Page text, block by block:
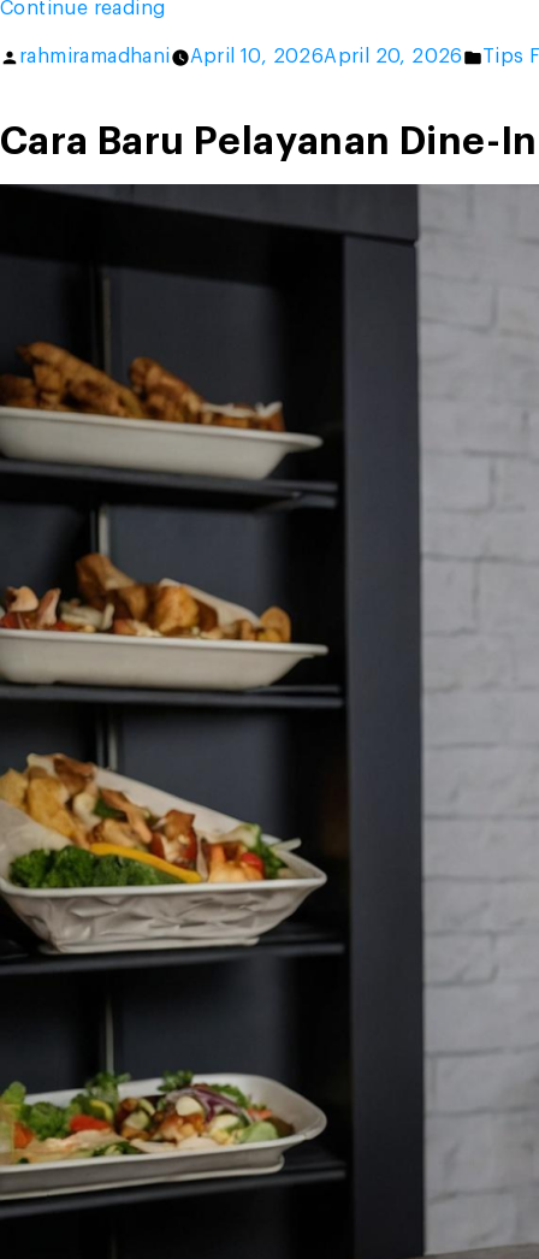
Continue reading“7
Maksimalkan
Drive
Thru
untuk
Bisnis”
Posted
rahmiramadhani April 10, 2026April 20, 2026 Tips
Cara Baru Pelayanan Dine-